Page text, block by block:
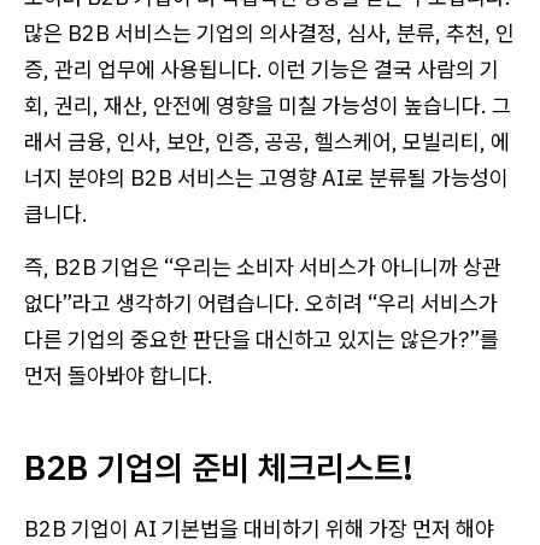
많은 B2B 서비스는 기업의 의사결정, 심사, 분류, 추천, 인
증, 관리 업무에 사용됩니다. 이런 기능은 결국 사람의 기
회, 권리, 재산, 안전에 영향을 미칠 가능성이 높습니다. 그
래서 금융, 인사, 보안, 인증, 공공, 헬스케어, 모빌리티, 에
너지 분야의 B2B 서비스는 고영향 AI로 분류될 가능성이
큽니다.
즉, B2B 기업은 “우리는 소비자 서비스가 아니니까 상관
없다”라고 생각하기 어렵습니다. 오히려 “우리 서비스가
다른 기업의 중요한 판단을 대신하고 있지는 않은가?”를
먼저 돌아봐야 합니다.
B2B 기업의 준비 체크리스트!
B2B 기업이 AI 기본법을 대비하기 위해 가장 먼저 해야